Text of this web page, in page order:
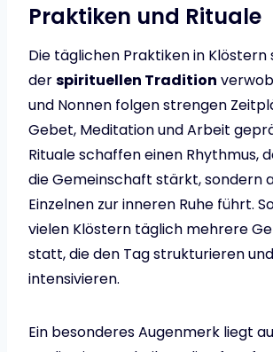
Praktiken und Rituale
Die täglichen Praktiken in Klöstern
derspirituellen Tradition
und Nonnen folgen strengen
Gebet, Meditation und Arbeit
Rituale schaffen einen Rhythmus,
die Gemeinschaft stärkt, sondern
Einzelnen zur inneren Ruhe führt.
vielen Klöstern täglich mehrere
statt, die den Tag strukturieren
intensivieren.
Ein besonderes Augenmerk liegt